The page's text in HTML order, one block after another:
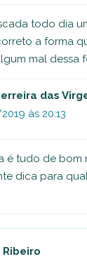
todo dia
a forma
mal dessa
das
às 20:13
é tudo de bom
dica para
Ribeiro